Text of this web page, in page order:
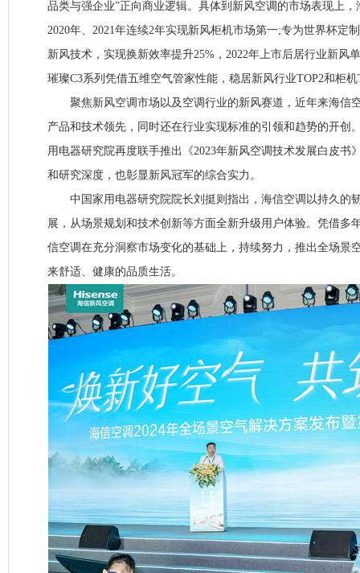
品类与强企业”正向商业逻辑。具体到新风空调的市场表现上
2020年、2021年连续2年实现新风柜机市场第一;专为世界杯定
新风技术，实现换新效率提升25%，2022年上市后居行业新风
璀璨C3系列凭借五维空气管家性能，稳居新风行业TOP2和柜机
聚焦新风空调市场以及空调行业的新风赛道，近年来海信
产品和技术领先，同时还在行业实现标准的引领和趋势的开创
用电器研究院再度联手推出《2023年新风空调技术发展白皮书
和研究深度，也彰显新风冠军的综合实力。
中国家用电器研究院院长刘挺则指出，海信空调以持久的
展，从场景规划和技术创新等方面全新升级用户体验。凭借多
信空调在充分洞察市场变化的基础上，持续努力，推出全场景
来舒适、健康的品质生活。